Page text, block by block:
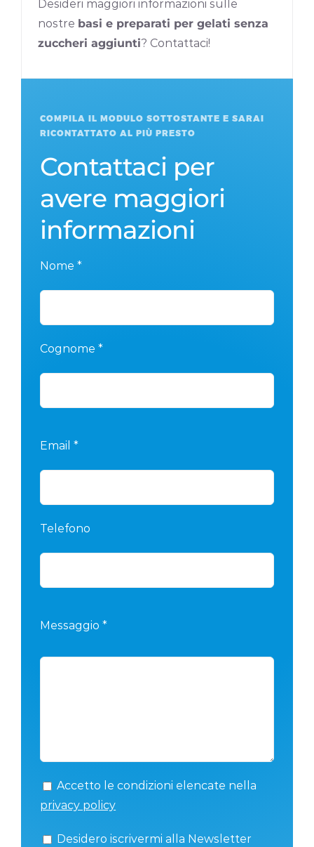
Desideri maggiori informazioni sulle
nostre basi e preparati per gelati senza
zuccheri aggiunti? Contattaci!
COMPILA IL MODULO SOTTOSTANTE E SARAI
RICONTATTATO AL PIÙ PRESTO
Contattaci per
avere maggiori
informazioni
Nome *
Cognome *
Email *
Telefono
Messaggio *
Accetto le condizioni elencate nella
privacy policy
Desidero iscrivermi alla Newsletter